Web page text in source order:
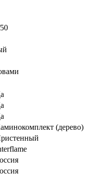
(дерево)